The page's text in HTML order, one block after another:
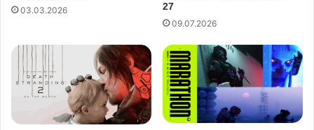
03.03.2026
27
09.07.2026